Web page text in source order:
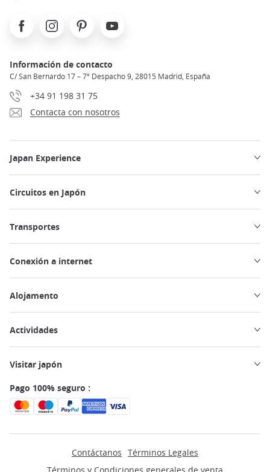
FacebookInstagramPinterest Youtube
Información de contacto
C/ San Bernardo 17 – 7º Despacho 9, 28015 Madrid, España
+34 91 198 31 75
Contacta con nosotros
Japan Experience
Circuitos en Japón
Transportes
Conexión a internet
Alojamento
Actividades
Visitar japón
Pago 100% seguro :
Contáctanos Términos Legales
Términos y Condiciones generales de venta